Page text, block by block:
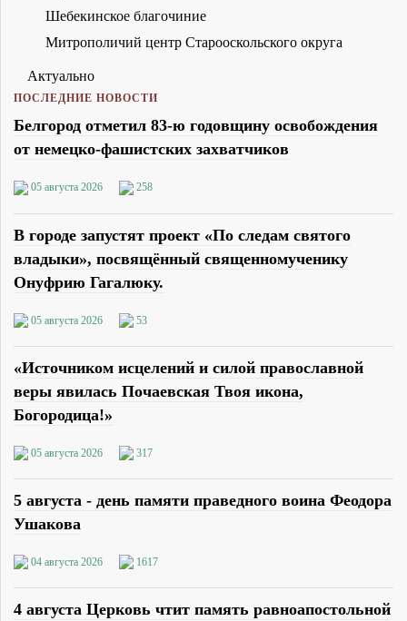
Шебекинское благочиние
Митрополичий центр Старооскольского округа
Актуально
ПОСЛЕДНИЕ НОВОСТИ
Белгород отметил 83-ю годовщину освобождения
от немецко-фашистских захватчиков
05 августа 2026 258
В городе запустят проект «По следам святого
владыки», посвящённый священномученику
Онуфрию Гагалюку.
05 августа 2026 53
«Источником исцелений и силой православной
веры явилась Почаевская Твоя икона,
Богородица!»
05 августа 2026 317
5 августа - день памяти праведного воина Феодора
Ушакова
04 августа 2026 1617
4 августа Церковь чтит память равноапостольной